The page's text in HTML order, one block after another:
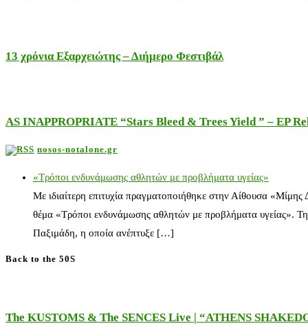
13 χρόνια Εξαρχειώτης – Διήμερο Φεστιβάλ
AS INAPPROPRIATE “Stars Bleed & Trees Yield ” – EP
nosos-notalone.gr
«Τρόποι ενδυνάμωσης αθλητών με προβλήματα υγείας»
Με ιδιαίτερη επιτυχία πραγματοποιήθηκε στην Αίθουσα
θέμα «Τρόποι ενδυνάμωσης αθλητών με προβλήματα υγείας».
Παξιμάδη, η οποία ανέπτυξε […]
Back to the 50S
The KUSTOMS & The SENCES Live | “ATHENS